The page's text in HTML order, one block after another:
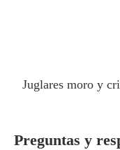
Juglares moro y
Preguntas y